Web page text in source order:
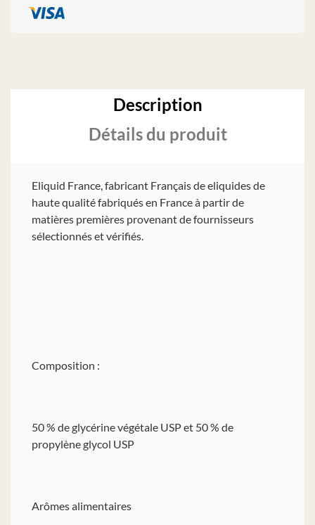
Description
Détails du produit
Eliquid France, fabricant Français de eliquides de
haute qualité fabriqués en France à partir de
matières premières provenant de fournisseurs
sélectionnés et vérifiés.
Composition :
50 % de glycérine végétale USP et 50 % de
propylène glycol USP
Arômes alimentaires